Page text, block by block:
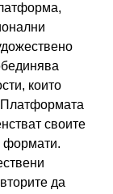
които
Платформата
своите
формати.
да